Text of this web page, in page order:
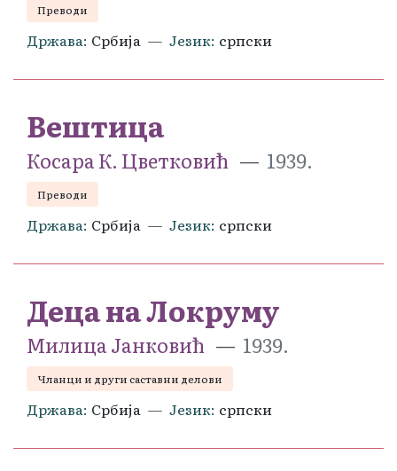
Преводи
Држава Србија Језик српски
Вештица
Косара К. Цветковић 1939.
Преводи
Држава Србија Језик српски
Деца на Локруму
Милица Јанковић 1939.
Чланци и други саставни делови
Држава Србија Језик српски